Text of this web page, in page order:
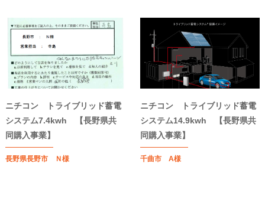
ニチコン トライブリッド蓄電
システム7.4kwh 【長野県共
同購入事業】
長野県長野市 Ｎ様
ニチコン トライブリッド蓄電
システム14.9kwh 【長野県共
同購入事業】
千曲市 A様